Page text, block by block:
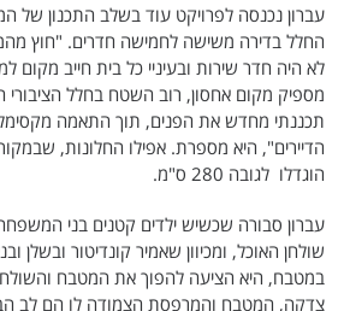
DATA
תכניות חדשות 12
המהדורה המרכזית
שבע
שש עם
חדשות
עברון נכנסה לפרויקט עוד בשלב התכנון של
החלל בדירה משישה לחמישה חדרים. "חוץ
לא היה חדר שירות ובעיניי כל בית חייב מקום
מספיק מקום אחסון, רוב השטח בחלל הציבורי
תכננתי מחדש את הפנים, תוך התאמה
הוגדלו לגובה 280 ס"מ.
עברון סבורה שכשיש ילדים קטנים בני
שולחן האוכל, ומכיוון שאמיר קונדיטור ובשלן
במטבח, היא הציעה להפוך את המטבח
צדקה, המטבח והמרפסת הצמודה לו הם לב